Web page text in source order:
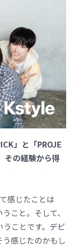
」と「PROJE
その経験から得
感じたことは
こと。そして、
うことです。デビ
感じたのかもし